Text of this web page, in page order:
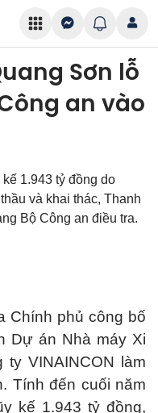
Sơn lỗ
an vào
1.943 tỷ đồng do
và khai thác, Thanh
Bộ Công an điều tra.
Chính phủ công bố
Dự án Nhà máy Xi
VINAINCON làm
Tính đến cuối năm
kế 1.943 tỷ đồng,